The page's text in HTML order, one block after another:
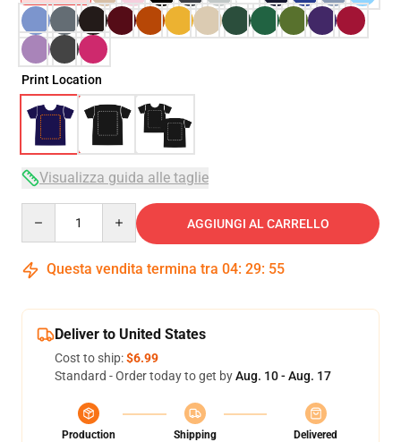
Print Location
Visualizza guida alle taglie
AGGIUNGI AL CARRELLO
Questa vendita termina tra 04: 29: 54
Deliver to United States
Cost to ship:$6.99
Standard - Order today to get byAug. 10 - Aug. 17
Production
Shipping
Delivered